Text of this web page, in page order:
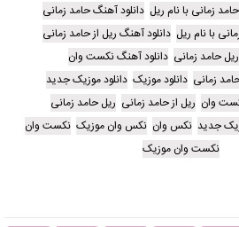
زمانی با نام ریل دانلود آهنگ حامد زمانی
با نام ریل دانلود آهنگ ریل از حامد زمانی
حامد زمانی دانلود آهنگ نکست وان
زمانی دانلود موزیک دانلود موزیک جدید
وان ریل از حامد زمانی ریل حامد زمانی
جدید نکس وان نکس وان موزیک نکست وان
نکست وان موزیک